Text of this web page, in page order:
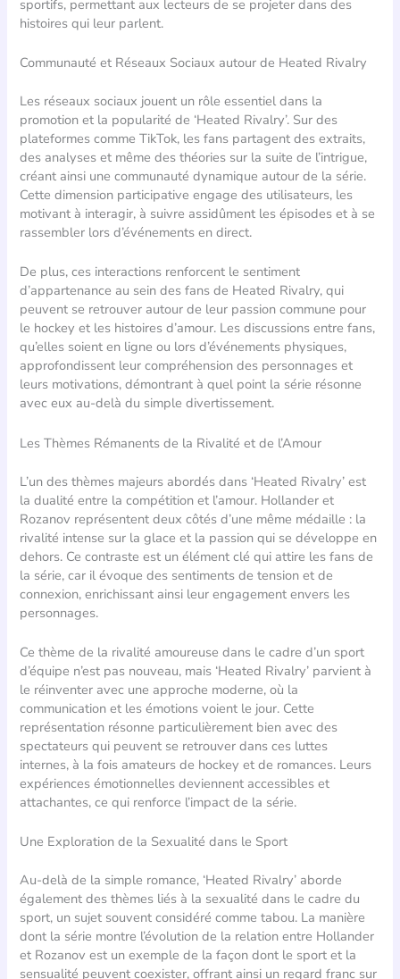
sportifs, permettant aux lecteurs de se projeter dans des
histoires qui leur parlent.
Communauté et Réseaux Sociaux autour de Heated Rivalry
Les réseaux sociaux jouent un rôle essentiel dans la
promotion et la popularité de ‘Heated Rivalry’. Sur des
plateformes comme TikTok, les fans partagent des extraits,
des analyses et même des théories sur la suite de l’intrigue,
créant ainsi une communauté dynamique autour de la série.
Cette dimension participative engage des utilisateurs, les
motivant à interagir, à suivre assidûment les épisodes et à se
rassembler lors d’événements en direct.
De plus, ces interactions renforcent le sentiment
d’appartenance au sein des fans de Heated Rivalry, qui
peuvent se retrouver autour de leur passion commune pour
le hockey et les histoires d’amour. Les discussions entre fans,
qu’elles soient en ligne ou lors d’événements physiques,
approfondissent leur compréhension des personnages et
leurs motivations, démontrant à quel point la série résonne
avec eux au-delà du simple divertissement.
Les Thèmes Rémanents de la Rivalité et de l’Amour
L’un des thèmes majeurs abordés dans ‘Heated Rivalry’ est
la dualité entre la compétition et l’amour. Hollander et
Rozanov représentent deux côtés d’une même médaille : la
rivalité intense sur la glace et la passion qui se développe en
dehors. Ce contraste est un élément clé qui attire les fans de
la série, car il évoque des sentiments de tension et de
connexion, enrichissant ainsi leur engagement envers les
personnages.
Ce thème de la rivalité amoureuse dans le cadre d’un sport
d’équipe n’est pas nouveau, mais ‘Heated Rivalry’ parvient à
le réinventer avec une approche moderne, où la
communication et les émotions voient le jour. Cette
représentation résonne particulièrement bien avec des
spectateurs qui peuvent se retrouver dans ces luttes
internes, à la fois amateurs de hockey et de romances. Leurs
expériences émotionnelles deviennent accessibles et
attachantes, ce qui renforce l’impact de la série.
Une Exploration de la Sexualité dans le Sport
Au-delà de la simple romance, ‘Heated Rivalry’ aborde
également des thèmes liés à la sexualité dans le cadre du
sport, un sujet souvent considéré comme tabou. La manière
dont la série montre l’évolution de la relation entre Hollander
et Rozanov est un exemple de la façon dont le sport et la
sensualité peuvent coexister, offrant ainsi un regard franc sur